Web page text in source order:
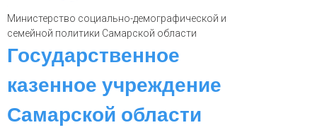
Министерство социально-демографической и
семейной политики Самарской области
Государственное
казенное учреждение
Самарской области